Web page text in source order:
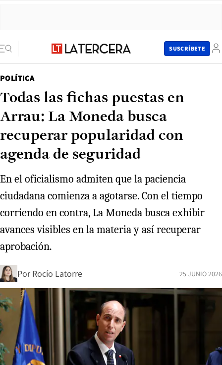
SUSCRÍBETE
POLÍTICA
Todas las fichas puestas en
Arrau: La Moneda busca
recuperar popularidad con
agenda de seguridad
En el oficialismo admiten que la paciencia
ciudadana comienza a agotarse. Con el tiempo
corriendo en contra, La Moneda busca exhibir
avances visibles en la materia y así recuperar
aprobación.
Por Rocío Latorre 25 JUNIO 2026